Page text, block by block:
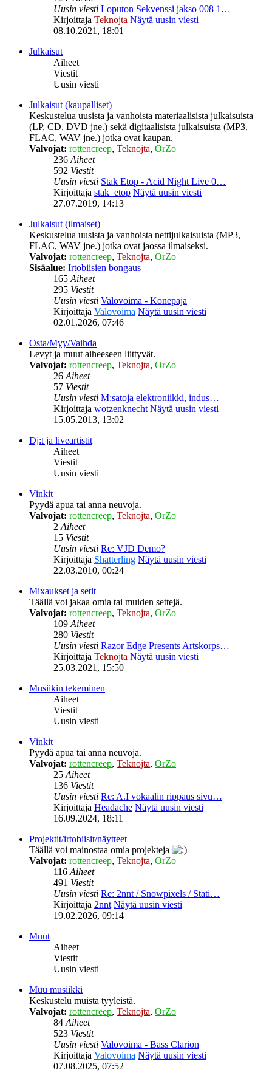
Uusin viesti Loputon Sekvenssi jakso 008 1…
Kirjoittaja Teknojta Näytä uusin viesti
08.10.2021, 18:01
Julkaisut
Aiheet
Viestit
Uusin viesti
Julkaisut (kaupalliset)
Keskustelua uusista ja vanhoista materiaalisista julkaisuista
(LP, CD, DVD jne.) sekä digitaalisista julkaisuista (MP3,
FLAC, WAV jne.) jotka ovat kaupan.
Valvojat: rottencreep, Teknojta, OrZo
236Aiheet
592 Viestit
Uusin viesti Stak Etop - Acid Night Live 0…
Kirjoittaja stak_etop Näytä uusin viesti
27.07.2019, 14:13
Julkaisut (ilmaiset)
Keskustelua uusista ja vanhoista nettijulkaisuista (MP3,
FLAC, WAV jne.) jotka ovat jaossa ilmaiseksi.
Valvojat: rottencreep, Teknojta, OrZo
Sisäalue: Irtobiisien bongaus
165Aiheet
295 Viestit
Uusin viesti Valovoima - Konepaja
Kirjoittaja Valovoima Näytä uusin viesti
02.01.2026, 07:46
Osta/Myy/Vaihda
Levyt ja muut aiheeseen liittyvät.
Valvojat: rottencreep, Teknojta, OrZo
26Aiheet
57 Viestit
Uusin viesti M:satoja elektroniikki, indus…
Kirjoittaja wotzenknecht Näytä uusin viesti
15.05.2013, 13:02
Dj:t ja liveartistit
Aiheet
Viestit
Uusin viesti
Vinkit
Pyydä apua tai anna neuvoja.
Valvojat: rottencreep, Teknojta, OrZo
2Aiheet
15 Viestit
Uusin viesti Re: VJD Demo?
Kirjoittaja Shatterling Näytä uusin viesti
22.03.2010, 00:24
Mixaukset ja setit
Täällä voi jakaa omia tai muiden settejä.
Valvojat: rottencreep, Teknojta, OrZo
109Aiheet
280 Viestit
Uusin viesti Razor Edge Presents Artskorps…
Kirjoittaja Teknojta Näytä uusin viesti
25.03.2021, 15:50
Musiikin tekeminen
Aiheet
Viestit
Uusin viesti
Vinkit
Pyydä apua tai anna neuvoja.
Valvojat: rottencreep, Teknojta, OrZo
25Aiheet
136 Viestit
Uusin viesti Re: A.I vokaalin rippaus sivu…
Kirjoittaja Headache Näytä uusin viesti
16.09.2024, 18:11
Projektit/irtobiisit/näytteet
Täällä voi mainostaa omia projekteja
Valvojat: rottencreep, Teknojta, OrZo
116Aiheet
491 Viestit
Uusin viesti Re: 2nnt / Snowpixels / Stati…
Kirjoittaja 2nnt Näytä uusin viesti
19.02.2026, 09:14
Muut
Aiheet
Viestit
Uusin viesti
Muu musiikki
Keskustelu muista tyyleistä.
Valvojat: rottencreep, Teknojta, OrZo
84Aiheet
523 Viestit
Uusin viesti Valovoima - Bass Clarion
Kirjoittaja Valovoima Näytä uusin viesti
07.08.2025, 07:52